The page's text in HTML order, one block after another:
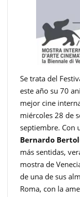
Se trata del
este año su 70
mejor cine
miércoles 28 de
septiembre. Con
Bernardo
más sentidas,
mostra de
de una de sus
Roma, con la